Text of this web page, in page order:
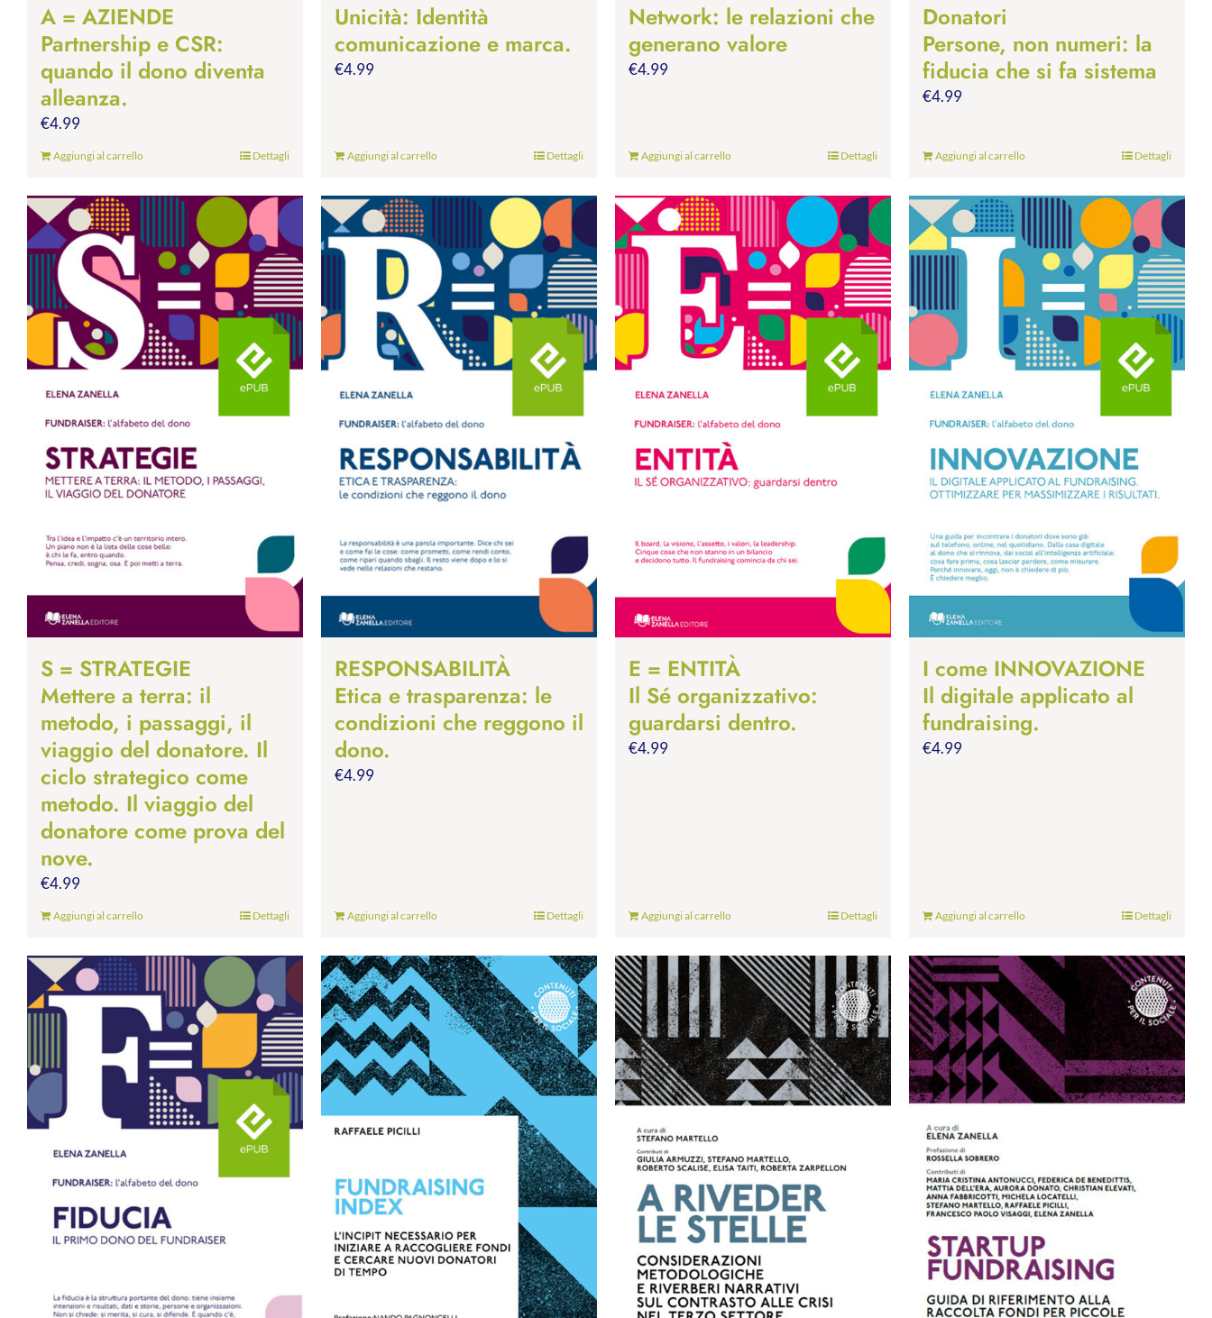
A = AZIENDE
Partnership e CSR:
quando il dono diventa
alleanza.
€4.99
Aggiungi al carrello Dettagli
Unicità: Identità
comunicazione e marca.
€4.99
Aggiungi al carrello Dettagli
Network: le relazioni che
generano valore
€4.99
Aggiungi al carrello Dettagli
Donatori
Persone, non numeri: la
fiducia che si fa sistema
€4.99
Aggiungi al carrello Dettagli
S = STRATEGIE
Mettere a terra: il
metodo, i passaggi, il
viaggio del donatore. Il
ciclo strategico come
metodo. Il viaggio del
donatore come prova del
nove.
€4.99
Aggiungi al carrello Dettagli
RESPONSABILITÀ
Etica e trasparenza: le
condizioni che reggono il
dono.
€4.99
Aggiungi al carrello Dettagli
E = ENTITÀ
Il Sé organizzativo:
guardarsi dentro.
€4.99
Aggiungi al carrello Dettagli
I come INNOVAZIONE
Il digitale applicato al
fundraising.
€4.99
Aggiungi al carrello Dettagli